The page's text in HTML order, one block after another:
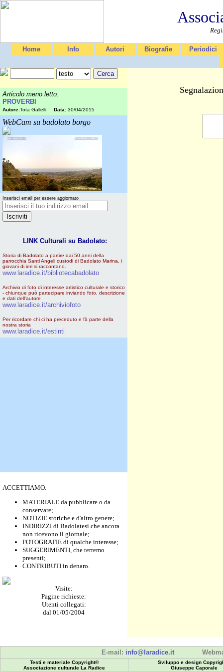
Home Info Autori Biografie Periodici
Articolo meno letto:
PROVERBI
Autore:Tota Gallelli Data: 30/04/2015
WebCam su badolato borgo
Inserisci email per essere aggiornato
LINK Culturali su Badolato:
Storia di Badolato a partire dai 50 anni della
parrocchia Santi Angeli custodi di Badolato Marina, i
giovani di ieri si raccontano.
www.laradice.it/bibliotecabadolato
Archivio di foto di interesse artistico culturale e storico
- chiunque può partecipare inviando foto, descrizione
e dati dell'autore
www.laradice.it/archiviofoto
Per ricordare chi ci ha preceduto e fà parte della
nostra storia
www.laradice.it/estinti
ACCETTIAMO:
MATERIALE da pubblicare o da
conservare;
NOTIZIE storiche e d'altro genere;
INDIRIZZI di Badolatesi che ancora
non ricevono il giornale;
FOTOGRAFIE di qualche interesse;
SUGGERIMENTI, che terremo
presenti;
CONTRIBUTI in denaro.
Visite:
Pagine richieste:
Utenti collegati:
dal 01/05/2004
E-mail: info@laradice.it
Testi e materiale Copyright©
Associazione culturale La Radice
Sviluppo e design
Giuseppe Caporale